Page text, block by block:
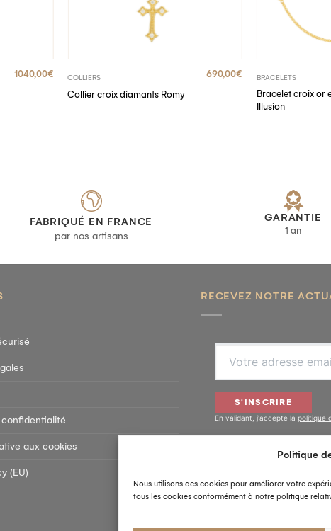
Politique
Nous utilisons des cookies pour améliorer votre
tous les cookies conformément à notre politique
1040,00€ COLLIERS
Collier croix diamants Romy
690,00€ BRACELETS
Bracelet croix or
Illusion
FABRIQUÉ EN FRANCE
par nos artisans
GARANTIE
1 an
aux cookies
(EU)
RECEVEZ NOTRE
S'INSCRIRE
En validant, j'accepte la politique